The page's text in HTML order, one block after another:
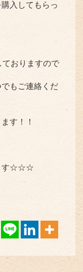
入してもらっ
おりますので
もご連絡くだ
す！！
す☆☆☆